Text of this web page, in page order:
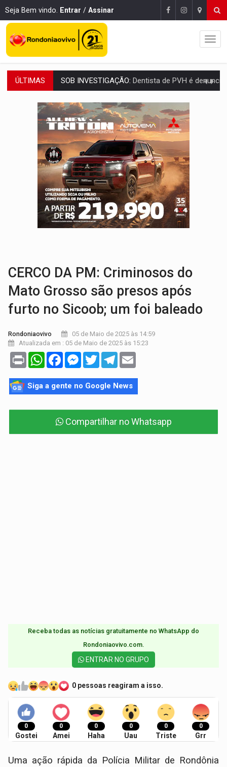
Seja Bem vindo. Entrar / Assinar
ÚLTIMAS ESQUEMA DE FRAUDES:Polícia Civil deflagra a terceira fase da
ASSESSOR FLAGRADO:Empresa e ONG que recebeu R$ 12 mi em emendas
INFLUENCIARIA ELEIÇÕES:Justiça Eleitoral manda tirar vídeo com suposta
CONEXÃO RONDONIAOVIVO:Marcio Barreto, pres. da ABAV-RO, alerta sobre golpes
DA RECICLAGEM AO SUCESSO: A trajetória de superação de
'RIO OMERÊ':MPF pede condenação do Banco do Brasil por financiar
INFRAESTRUTURA:Vilhena realiza audiência pública sobre
SEM SISTEMA:Falha afeta atendimentos na Policlínica
CERCO DA PM: Criminosos do
Mato Grosso são presos após
furto no Sicoob; um foi baleado
Rondoniaovivo
05 de Maio de 2025 às 14:59
Atualizada em : 05 de Maio de 2025 às 15:23
Print WhatsAppFacebookMessenger
TwitterTelegram
Siga a gente no Google News
Compartilhar no Whatsapp
Receba todas as notícias gratuitamente no WhatsApp do
Rondoniaovivo.com.​
ENTRAR NO GRUPO
0 pessoas reagiram a isso.
0
Gostei
0
Amei
0
Haha
0
Uau
0
Triste
0
Grr
Uma ação rápida da Polícia Militar de Rondônia